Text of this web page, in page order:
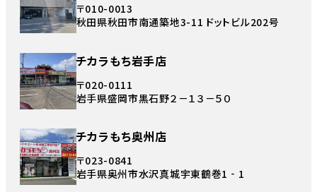
〒010-0013
秋田県秋田市南通築地3-11 ドットビル202号
チカラもち岩手店
〒020-0111
岩手県盛岡市黒石野２－１３－５０
チカラもち奥州店
〒023-0841
岩手県奥州市水沢真城宇東鶴巻1‐1